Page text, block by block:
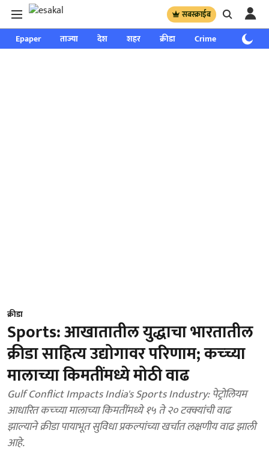
सबस्क्राईब
Epaper ताज्या देश शहर क्रीडा Crime साप्ताहिक
क्रीडा
Sports: आखातातील युद्धाचा भारतातील
क्रीडा साहित्य उद्योगावर परिणाम; कच्च्या
मालाच्या किमतींमध्ये मोठी वाढ
Gulf Conflict Impacts India's Sports Industry: पेट्रोलियम
आधारित कच्च्या मालाच्या किमतींमध्ये १५ ते २० टक्क्यांची वाढ
झाल्याने क्रीडा पायाभूत सुविधा प्रकल्पांच्या खर्चात लक्षणीय वाढ झाली
आहे.